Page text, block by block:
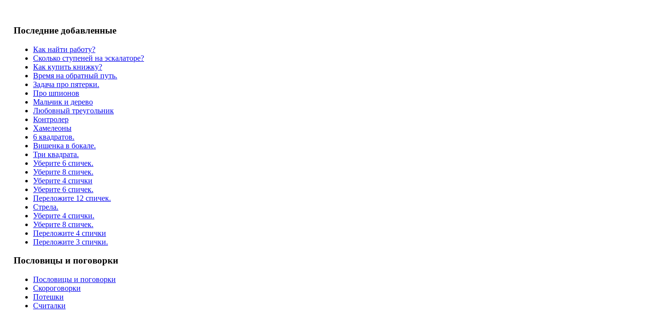
Последние добавленные
Как найти работу?
Сколько ступеней на эскалаторе?
Как купить книжку?
Время на обратный путь.
Задача про пятерки.
Про шпионов
Мальчик и дерево
Любовный треугольник
Контролер
Хамелеоны
6 квадратов.
Вишенка в бокале.
Три квадрата.
Уберите 6 спичек.
Уберите 8 спичек.
Уберите 4 спички
Уберите 6 спичек.
Переложите 12 спичек.
Стрела.
Уберите 4 спички.
Уберите 8 спичек.
Переложите 4 спички
Переложите 3 спички.
Пословицы и поговорки
Пословицы и поговорки
Скороговорки
Потешки
Считалки